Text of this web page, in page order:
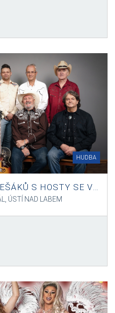
HUDBA
ÚSTÍ NAD LABEM